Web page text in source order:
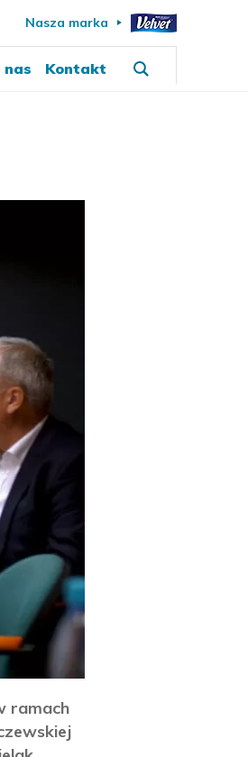
Nasza marka
nas Kontakt
ramach